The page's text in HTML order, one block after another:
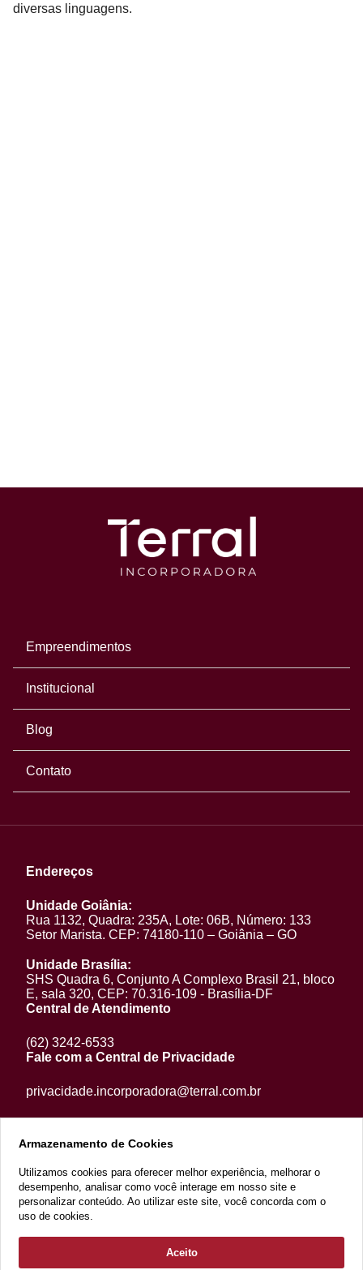
diversas linguagens.
Empreendimentos
Institucional
Blog
Contato
Endereços
Unidade Goiânia:
Rua 1132, Quadra: 235A, Lote: 06B, Número: 133
Setor Marista. CEP: 74180-110 – Goiânia – GO
Unidade Brasília:
SHS Quadra 6, Conjunto A Complexo Brasil 21, bloco
E, sala 320, CEP: 70.316-109 - Brasília-DF
Central de Atendimento
(62) 3242-6533
Fale com a Central de Privacidade
privacidade.incorporadora@terral.com.br
2022 Copyright - Razão Social: Terral Incorporações e Participações
Armazenamento de Cookies
Utilizamos cookies para oferecer melhor experiência, melhorar o
desempenho, analisar como você interage em nosso site e
personalizar conteúdo. Ao utilizar este site, você concorda com o
uso de cookies.
Aceito